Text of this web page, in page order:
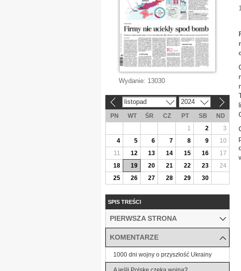
Wydanie: 13030
listopad 2024
PN WT ŚR CZ PT SB
ND
1
2
3
4
5 6 7 8 9
10
11
12 13 14 15 16
17
18
19 20 21 22 23
24
25
26 27 28 29 30
SPIS TREŚCI
PIERWSZA STRONA
KOMENTARZE
1000 dni wojny o przyszłość Ukrainy